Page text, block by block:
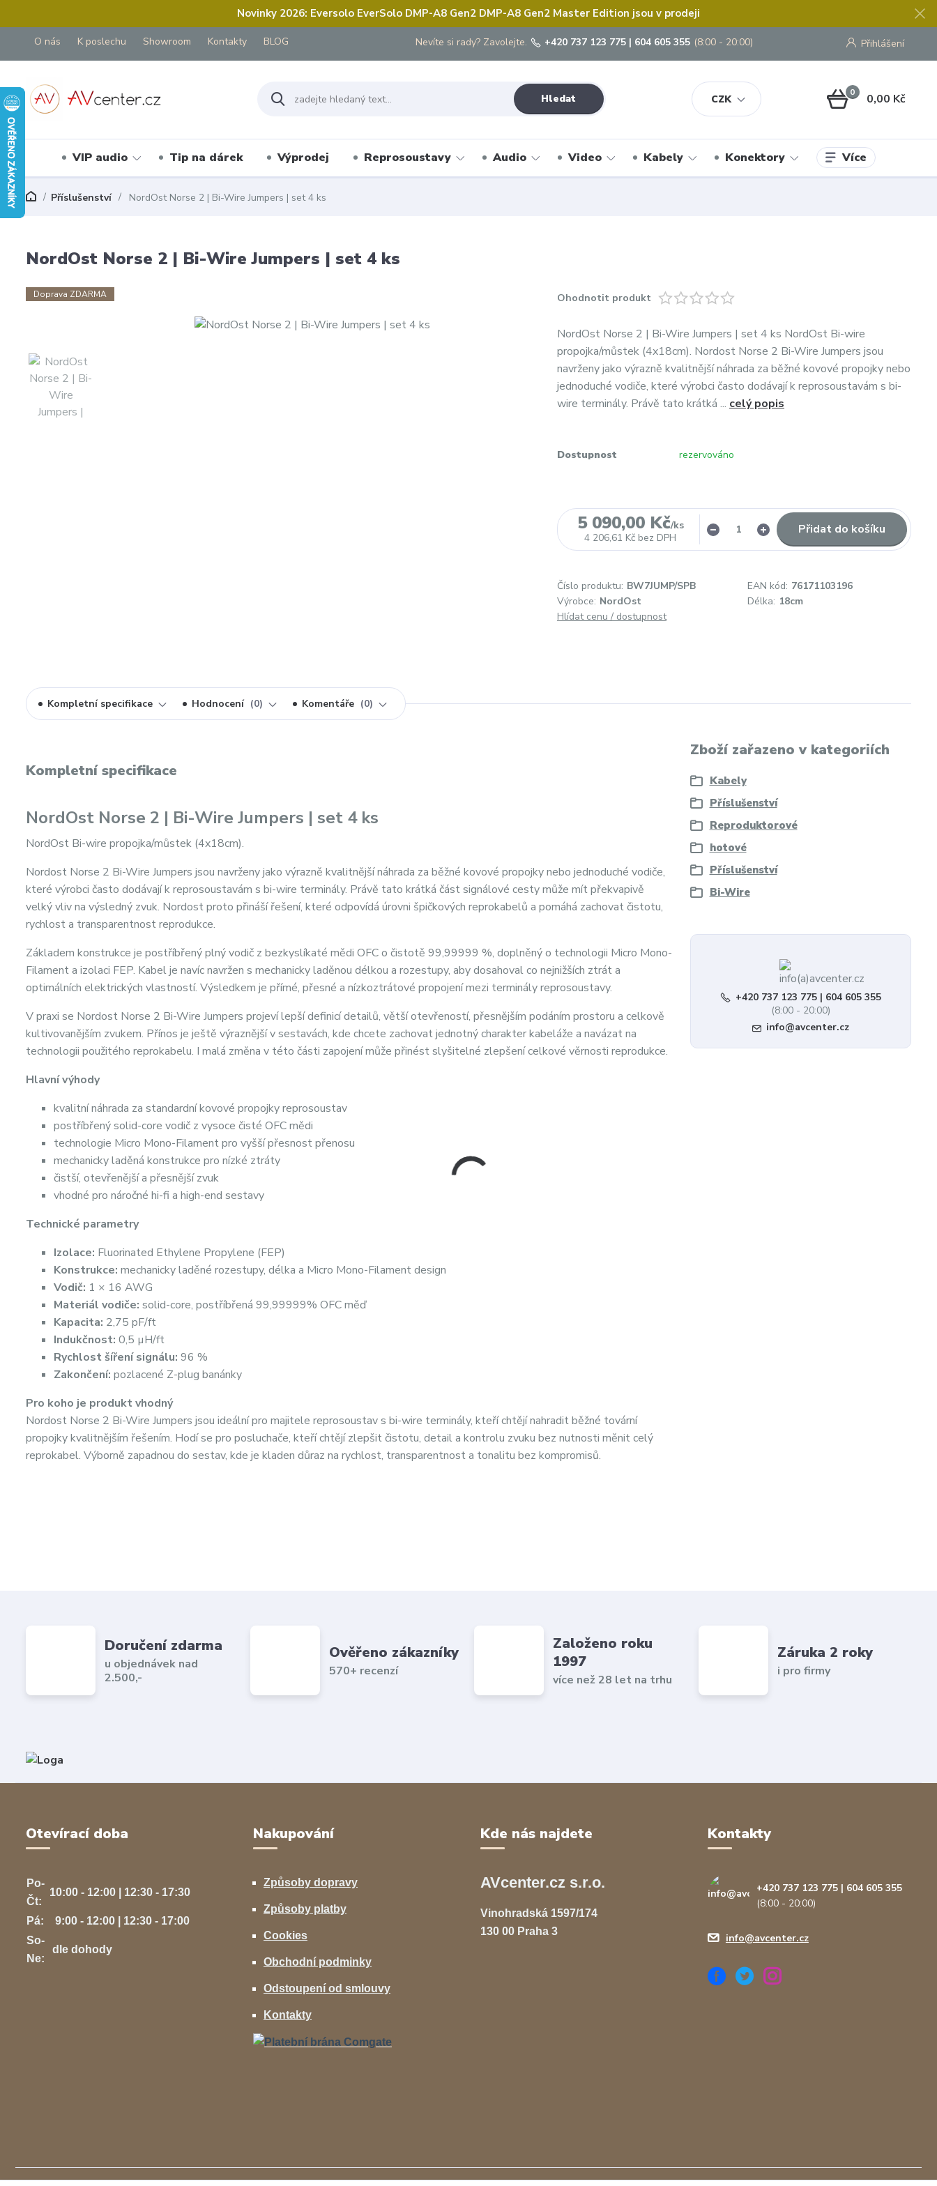
Novinky 2026: Eversolo EverSolo DMP-A8 Gen2 DMP-A8 Gen2 Master Edition jsou v prodeji
O nás K poslechu Showroom Kontakty BLOG
CZK
Přihlášení
Hledat
Nevíte si rady? Zavolejte. +420 737 123 775 | 604 605 355 (8:00 - 20:00)
0 0,00 Kč
VIP audio Tip na dárek Výprodej Reprosoustavy Audio Video Kabely Konektory Více
Příslušenství NordOst Norse 2 | Bi-Wire Jumpers | set 4 ks
NordOst Norse 2 | Bi-Wire Jumpers | set 4 ks
Doprava ZDARMA Ohodnotit produkt
NordOst Norse 2 | Bi-Wire Jumpers | set 4 ks NordOst Bi-wire
propojka/můstek (4x18cm). Nordost Norse 2 Bi-Wire Jumpers jsou
navrženy jako výrazně kvalitnější náhrada za běžné kovové propojky nebo
jednoduché vodiče, které výrobci často dodávají k reprosoustavám s bi-
wire terminály. Právě tato krátká ... celý popis
Dostupnost rezervováno
5 090,00 Kč/ks
4 206,61 Kč bez DPH
Přidat do košíku
Číslo produktu: BW7JUMP/SPB EAN kód: 76171103196
Výrobce: NordOst Délka: 18cm
Hlídat cenu / dostupnost
Kompletní specifikace Hodnocení 0 Komentáře 0
Kompletní specifikace
NordOst Norse 2 | Bi-Wire Jumpers | set 4 ks
NordOst Bi-wire propojka/můstek (4x18cm).
Nordost Norse 2 Bi-Wire Jumpers jsou navrženy jako výrazně kvalitnější náhrada za běžné kovové propojky nebo jednoduché vodiče,
které výrobci často dodávají k reprosoustavám s bi-wire terminály. Právě tato krátká část signálové cesty může mít překvapivě
velký vliv na výsledný zvuk. Nordost proto přináší řešení, které odpovídá úrovni špičkových reprokabelů a pomáhá zachovat čistotu,
rychlost a transparentnost reprodukce.
Základem konstrukce je postříbřený plný vodič z bezkyslíkaté mědi OFC o čistotě 99,99999 %, doplněný o technologii Micro Mono-
Filament a izolaci FEP. Kabel je navíc navržen s mechanicky laděnou délkou a rozestupy, aby dosahoval co nejnižších ztrát a
optimálních elektrických vlastností. Výsledkem je přímé, přesné a nízkoztrátové propojení mezi terminály reprosoustavy.
V praxi se Nordost Norse 2 Bi-Wire Jumpers projeví lepší definicí detailů, větší otevřeností, přesnějším podáním prostoru a celkově
kultivovanějším zvukem. Přínos je ještě výraznější v sestavách, kde chcete zachovat jednotný charakter kabeláže a navázat na
technologii použitého reprokabelu. I malá změna v této části zapojení může přinést slyšitelné zlepšení celkové věrnosti reprodukce.
Hlavní výhody
kvalitní náhrada za standardní kovové propojky reprosoustav
postříbřený solid-core vodič z vysoce čisté OFC mědi
technologie Micro Mono-Filament pro vyšší přesnost přenosu
mechanicky laděná konstrukce pro nízké ztráty
čistší, otevřenější a přesnější zvuk
vhodné pro náročné hi-fi a high-end sestavy
Technické parametry
Izolace: Fluorinated Ethylene Propylene (FEP)
Konstrukce: mechanicky laděné rozestupy, délka a Micro Mono-Filament design
Vodič: 1 × 16 AWG
Materiál vodiče: solid-core, postříbřená 99,99999% OFC měď
Kapacita: 2,75 pF/ft
Indukčnost: 0,5 µH/ft
Rychlost šíření signálu: 96 %
Zakončení: pozlacené Z-plug banánky
Pro koho je produkt vhodný
Nordost Norse 2 Bi-Wire Jumpers jsou ideální pro majitele reprosoustav s bi-wire terminály, kteří chtějí nahradit běžné tovární
propojky kvalitnějším řešením. Hodí se pro posluchače, kteří chtějí zlepšit čistotu, detail a kontrolu zvuku bez nutnosti měnit celý
reprokabel. Výborně zapadnou do sestav, kde je kladen důraz na rychlost, transparentnost a tonalitu bez kompromisů.
Zboží zařazeno v kategoriích
Kabely
Příslušenství
Reproduktorové
hotové
Příslušenství
Bi-Wire
+420 737 123 775 | 604 605 355
(8:00 - 20:00)
info@avcenter.cz
Doručení zdarma
u objednávek nad
2.500,-
Ověřeno zákazníky
570+ recenzí
Založeno roku
1997
více než 28 let na trhu
Záruka 2 roky
i pro firmy
Otevírací doba
Po-
Čt:
10:00 - 12:00 | 12:30 - 17:30
Pá:
9:00 - 12:00 | 12:30 - 17:00
So-
Ne:
dle dohody
Nakupování
Způsoby dopravy
Způsoby platby
Cookies
Obchodní podminky
Odstoupení od smlouvy
Kontakty
Kde nás najdete
AVcenter.cz s.r.o.
Vinohradská 1597/174
130 00 Praha 3
Kontakty
+420 737 123 775 | 604 605 355
(8:00 - 20:00)
info@avcenter.cz